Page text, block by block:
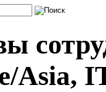
Asia,